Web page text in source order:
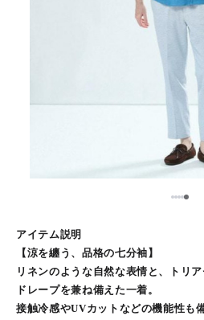
1234
アイテム説明
【涼を纏う、品格の七分袖】
リネンのような自然な表情と、トリ
ドレープを兼ね備えた一着。
接触冷感やUVカットなどの機能性も